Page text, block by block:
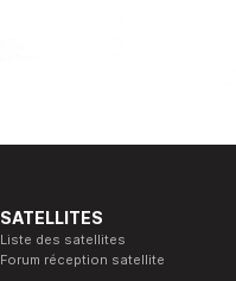
SATELLITES
Liste des satellites
Forum réception satellite